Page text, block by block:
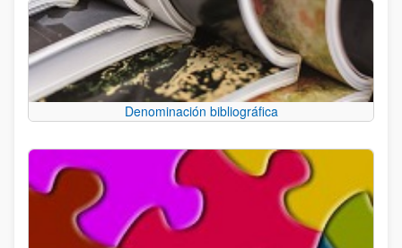
Denominación bibliográfica